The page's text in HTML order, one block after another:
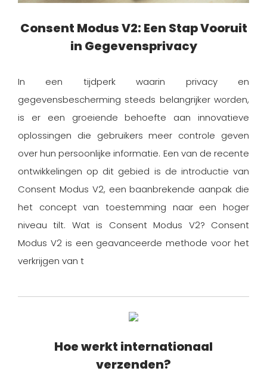
Consent Modus V2: Een Stap Vooruit
in Gegevensprivacy
In een tijdperk waarin privacy en
gegevensbescherming steeds belangrijker worden,
is er een groeiende behoefte aan innovatieve
oplossingen die gebruikers meer controle geven
over hun persoonlijke informatie. Een van de recente
ontwikkelingen op dit gebied is de introductie van
Consent Modus V2, een baanbrekende aanpak die
het concept van toestemming naar een hoger
niveau tilt. Wat is Consent Modus V2? Consent
Modus V2 is een geavanceerde methode voor het
verkrijgen van t
Hoe werkt internationaal
verzenden?